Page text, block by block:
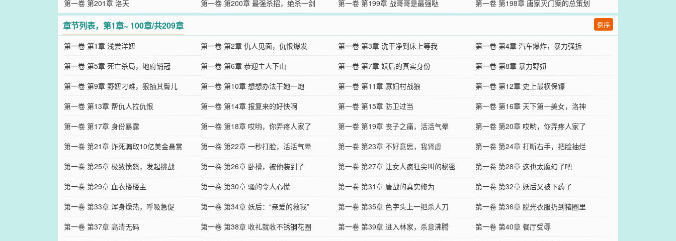
第一卷 第201章 洛天
第一卷 第200章 最强杀招，绝杀一剑 第一卷 第199章 战哥哥是最强哒 第一卷 第198章 唐家灭门案的总策划
章节列表，第1章~ 100章/共209章 倒序
第一卷 第1章 浅尝洋妞 第一卷 第2章 仇人见面，仇恨爆发 第一卷 第3章 洗干净到床上等我
第一卷 第4章 汽车爆炸，暴力强拆
第一卷 第5章 死亡杀局，地府销冠
第一卷 第6章 恭迎主人下山 第一卷 第7章 妖后的真实身份
第一卷 第8章 暴力野妞
第一卷 第9章 野妞刁难，狠抽其臀儿
第一卷 第10章 想想办法干她一炮 第一卷 第11章 寡妇村战狼
第一卷 第12章 史上最横保镖
第一卷 第13章 帮仇人拉仇恨
第一卷 第14章 报复来的好快啊 第一卷 第15章 防卫过当
第一卷 第16章 天下第一美女，洛神
第一卷 第17章 身份暴露
第一卷 第18章 哎哟，你弄疼人家了 第一卷 第19章 丧子之痛，活活气晕
第一卷 第20章 哎哟，你弄疼人家了
第一卷 第21章 诈死骗取10亿美金悬赏
第一卷 第22章 一秒打脸，活活气晕 第一卷 第23章 不好意思，我肾虚
第一卷 第24章 打断右手，把脸抽烂
第一卷 第25章 极致愤怒，发起挑战
第一卷 第26章 卧槽，被他装到了 第一卷 第27章 让女人疯狂尖叫的秘密
第一卷 第28章 这也太魔幻了吧
第一卷 第29章 血衣楼楼主
第一卷 第30章 骚的令人心慌 第一卷 第31章 唐战的真实修为
第一卷 第32章 妖后又被下药了
第一卷 第33章 浑身燥热，呼吸急促
第一卷 第34章 妖后：“亲爱的救我” 第一卷 第35章 色字头上一把杀人刀
第一卷 第36章 脱光衣服扔到猪圈里
第一卷 第37章 高清无码
第一卷 第38章 收礼就收不锈钢花圈 第一卷 第39章 进入林家，杀意沸腾
第一卷 第40章 餐厅受辱